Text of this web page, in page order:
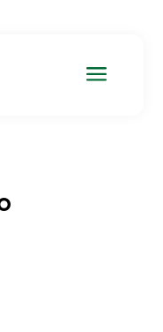
a